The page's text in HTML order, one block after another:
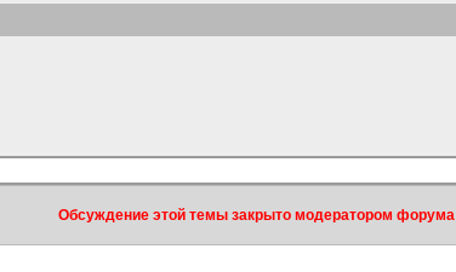
Обсуждение этой темы закрыто модератором форума